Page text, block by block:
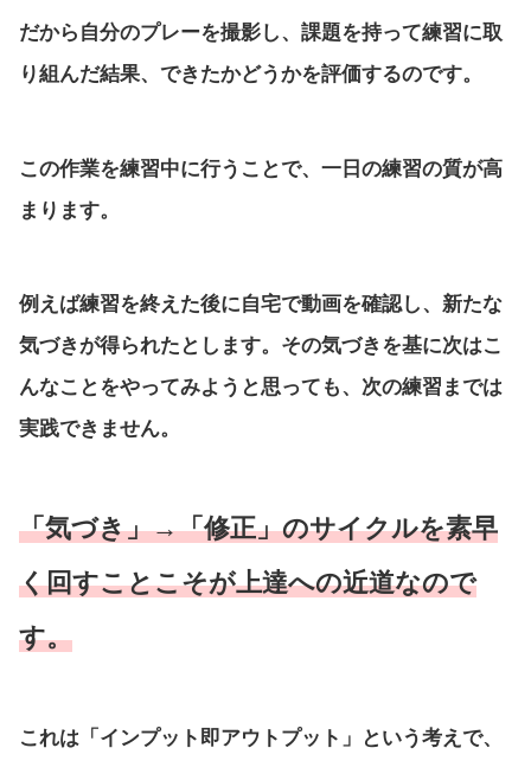
だから自分のプレーを撮影し、課題を持って練習に取
り組んだ結果、できたかどうかを評価するのです。
この作業を練習中に行うことで、一日の練習の質が高
まります。
例えば練習を終えた後に自宅で動画を確認し、新たな
気づきが得られたとします。その気づきを基に次はこ
んなことをやってみようと思っても、次の練習までは
実践できません。
「気づき」→「修正」のサイクルを素早
く回すことこそが上達への近道なので
す。
これは「インプット即アウトプット」という考えで、